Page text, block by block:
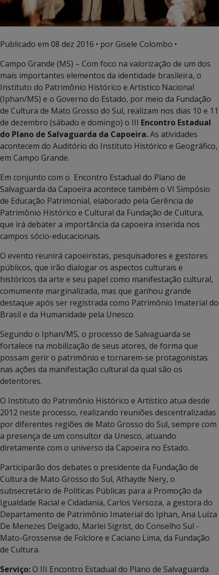
Publicado em 08 dez 2016 • por Gisele Colombo •
Campo Grande (MS) – Com foco na valorização de um dos
mais importantes elementos da identidade brasileira, o
Instituto do Patrimônio Histórico e Artístico Nacional
(Iphan/MS) e o Governo do Estado, por meio da Fundação
de Cultura de Mato Grosso do Sul, realizam nos dias 10 e 11
de dezembro (sábado e domingo) o III Encontro Estadual
do Plano de Salvaguarda da Capoeira.As atividades
acontecem do Auditório do Instituto Histórico e Geográfico,
em Campo Grande.
Em conjunto com o Encontro Estadual do Plano de
Salvaguarda da Capoeira acontece também o VI Simpósio
de Educação Patrimonial, elaborado pela Gerência de
Patrimônio Histórico e Cultural da Fundação de Cultura,
que irá debater a importância da capoeira inserida nos
campos sócio-educacionais.
O evento reunirá capoeiristas, pesquisadores e gestores
públicos, que irão dialogar os aspectos culturais e
históricos da arte e seu papel como manifestação cultural,
comumente marginalizada, mas que ganhou grande
destaque após ser registrada como Patrimônio Imaterial do
Brasil e da Humanidade pela Unesco.
Segundo o Iphan/MS, o processo de Salvaguarda se
fortalece na mobilização de seus atores, de forma que
possam gerir o patrimônio e tornarem-se protagonistas
nas ações da manifestação cultural da qual são os
detentores.
O Instituto do Patrimônio Histórico e Artístico atua desde
2012 neste processo, realizando reuniões descentralizadas
por diferentes regiões de Mato Grosso do Sul, sempre com
a presença de um consultor da Unesco, atuando
diretamente com o universo da Capoeira no Estado.
Participarão dos debates o presidente da Fundação de
Cultura de Mato Grosso do Sul, Athayde Nery, o
subsecretário de Políticas Públicas para a Promoção da
Igualdade Racial e Cidadania, Carlos Versoza, a gestora do
Departamento de Patrimônio Imaterial do Iphan, Ana Luíza
De Menezes Delgado, Marlei Sigrist, do Conselho Sul -
Mato-Grossense de Folclore e Caciano Lima, da Fundação
de Cultura.
Serviço:O III Encontro Estadual do Plano de Salvaguarda